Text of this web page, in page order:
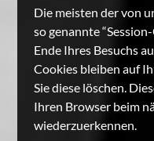
Die meisten der von
so genannte
Ende Ihres Besuchs
Cookies bleiben auf
Sie diese löschen.
Ihren Browser beim
wiederzuerkennen.